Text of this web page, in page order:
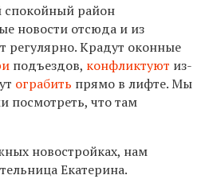
спокойный район
новости отсюда и из
регулярно. Крадут оконные
подъездов, конфликтуют из-
ограбить прямо в лифте. Мы
посмотреть, что там
новостройках, нам
Екатерина.